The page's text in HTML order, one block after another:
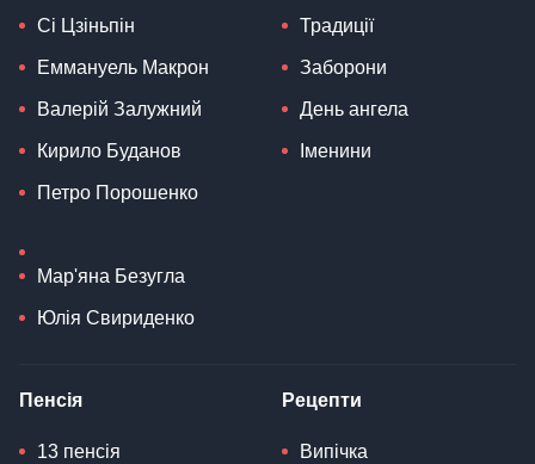
Сі Цзіньпін
Еммануель Макрон
Валерій Залужний
Кирило Буданов
Петро Порошенко
Мар'яна Безугла
Юлія Свириденко
Традиції
Заборони
День ангела
Іменини
Пенсія
13 пенсія
Рецепти
Випічка